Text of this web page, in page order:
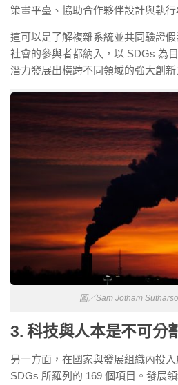
策畫平臺、協助合作夥伴設計與執行
這可以是了解複雜系統並共同驗證
社會的參與者都納入，以 SDGs 為
潛力發展出橫跨不同領域的強大創新
圖／Sam Jotham
3. 科技與人本是不可分
另一方面，在國家與發展組織內投
SDGs 所羅列的 169 個項目。發展